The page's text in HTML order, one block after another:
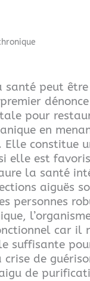
santé peut
pour
en
Elle constitue
elle est
la santé
aiguës
personnes
car il
suffisante
crise de
de